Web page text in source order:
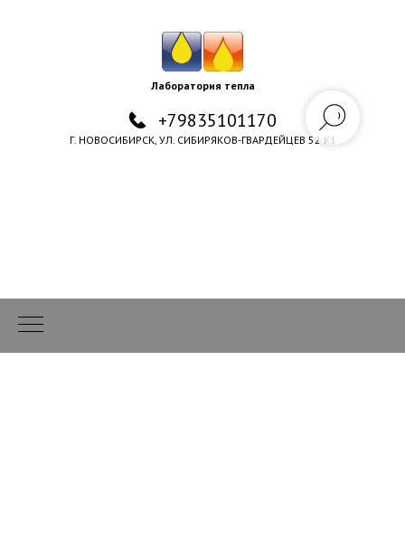
Лаборатория тепла
+79835101170
Г. НОВОСИБИРСК, УЛ. СИБИРЯКОВ-ГВАРДЕЙЦЕВ 52 К1